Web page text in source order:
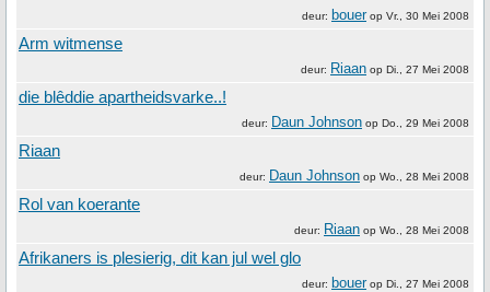
deur: bouerop Vr., 30 Mei 2008
Arm witmense
deur: Riaan op Di., 27 Mei 2008
die blêddie apartheidsvarke..!
deur: Daun Johnson op Do., 29 Mei 2008
Riaan
deur: Daun Johnson op Wo., 28 Mei 2008
Rol van koerante
deur: Riaan op Wo., 28 Mei 2008
Afrikaners is plesierig, dit kan jul wel glo
deur: bouerop Di., 27 Mei 2008